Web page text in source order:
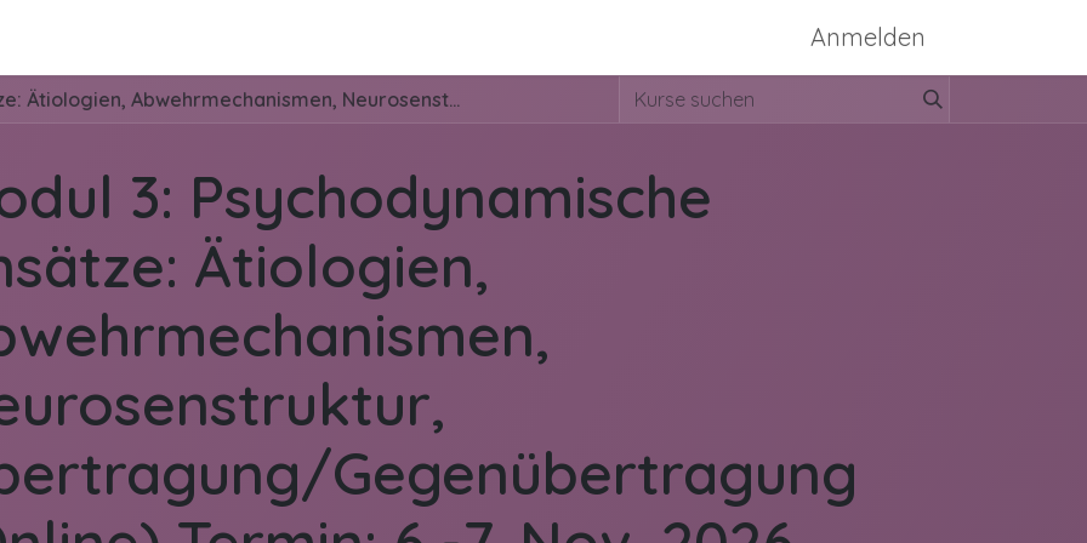
Anmelden
Modul 3: Psychodynamische Ansätze: Ätiologien, Abwehrmechanismen, Neurosenstruktur, Übertragung/Gegenübertragung (Online) Termin: 6.-7. Nov. 2026
3: Psychodynamische
Ätiologien,
Gegenübertragung